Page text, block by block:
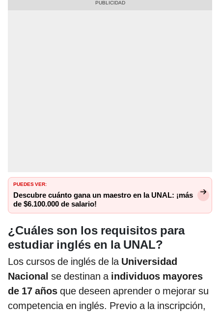
PUEDES VER:
Descubre cuánto gana un maestro en la UNAL: ¡más
de $6.100.000 de salario!
¿Cuáles son los requisitos para
estudiar inglés en la UNAL?
Los cursos de inglés de la Universidad
Nacional se destinan a individuos mayores
de 17 años que deseen aprender o mejorar su
competencia en inglés. Previo a la inscripción,